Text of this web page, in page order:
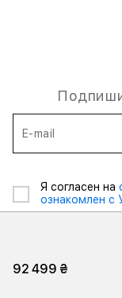
92 499 ₴
E-mail
Я согласен на
ознакомлен с
2026